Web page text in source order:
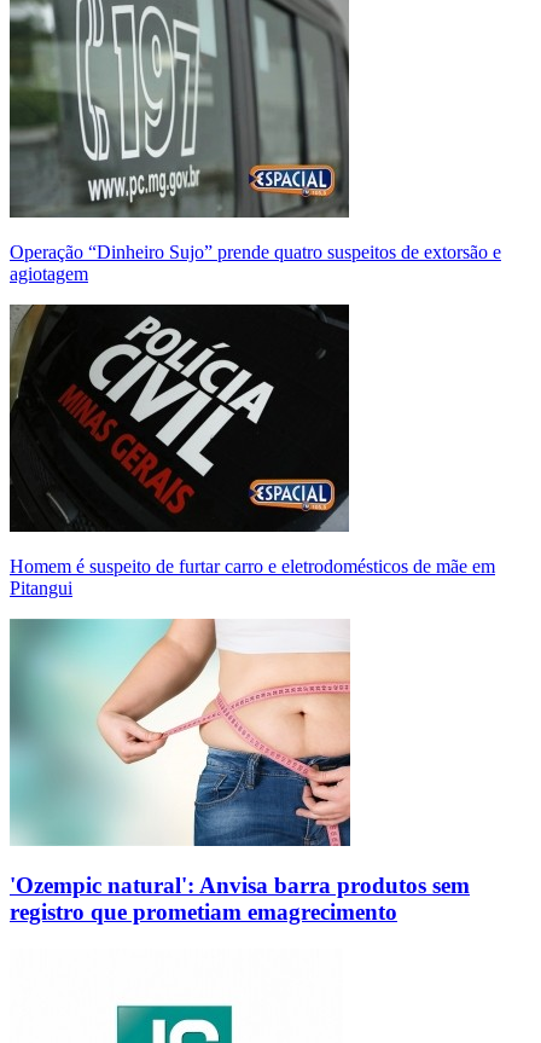
Operação “Dinheiro Sujo” prende quatro suspeitos de extorsão e
agiotagem
Homem é suspeito de furtar carro e eletrodomésticos de mãe em
Pitangui
'Ozempic natural': Anvisa barra produtos sem
registro que prometiam emagrecimento